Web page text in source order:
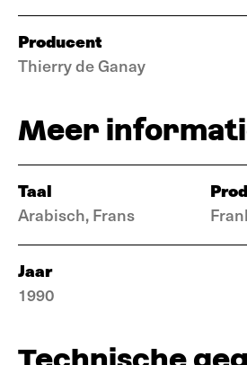
Producent
Thierry de Ganay
Meer
Taal
Arabisch, Frans
Jaar
1990